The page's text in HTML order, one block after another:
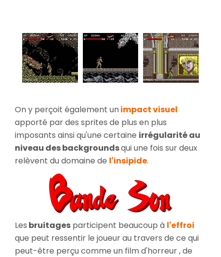
On y perçoit également unimpact visuel
apporté par des sprites de plus en plus
imposants ainsi qu'une certaine irrégularité au
niveau des backgroundsqui une fois sur deux
relèvent du domaine de l'insipide.
Les bruitages participent beaucoup à l'effroi
que peut ressentir le joueur au travers de ce qui
peut-être perçu comme un film d'horreur , de